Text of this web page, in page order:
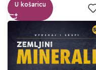
U košaricu